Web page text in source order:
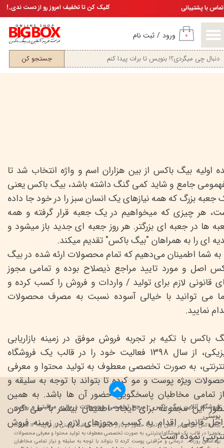
ورود / ثبت نام
حساب کاربری من
تغییر گذر واژه
سفارشات
۰
جستجو کن
تخفیف ویژه، برای مامان خوشگلمکلیک کن تا تخفیف امروز رو از دست ندی..! تماس با پشتیبانی
اولیه بیگ باکس از بین هزاران اسم و واژه انتخاب شد تا
جامع و شاید کمی گنگ داشته باشد، بیگ باکس یعنی
جعبه بزرگ که همه نیازهای یک انسان سبز را در خود جا داده
هر چیزی که میخواهیم در یک جعبه قرار گرفته و همه
ها در جعبه ای بزرگتر. هر روز جعبه ای جدید باز میشود و
ای را به همراهان "بیگ باکس" تقدیم میکند.
به شما اطمینان می‌دهیم که تمام محصولات ارئه شده در بیگ
اصل و مورد تایید مراجع ذیصلاح بوده و تمامی مجوز
قانونی لازم برای تولید / واردات و فروش را کسب کرده و
می توانید با خیالی آسوده نسبت به مصرف محصولات
نمایید.​​​
باکس با تکیه بر تجربه فروش موفق در زمینه بازاریابی
فیزیکی، از سال 1398 فعالیت خود را در قالب یک فروشگاه
به صورت تخصصی معطوف به تولید محتوا و معرفی
ویژه پوست و مو کرده تا بتواند با توجه به سلیقه و
تمامی مخاطبان پاسخگویی حضور آن ها باشد. به همین
این مجموعه برای ایجاد اطمینان بیشتر با طی کردن
قانونی اقدام به کسب مجوزهای لازم در زمینه فروش
نموده است.
فروشگاه آنلاین بیگ باکس - مرجع تخصصی محصولات درمانی، مراقبتی و روتین
پوستی
بیگ باکس با تکیه بر دانش و تجربه حضور در بازار محصولات مراقبت پوستی، از سال 1398 فعالیت
خود را در قالب یک فروشگاه اینترنتی، به صورت تخصصی معطوف به تولید محتوا و معرفی محصولات
بهداشتی روزانه، درمانی و مراقبتی پوست کرده تا بتواند با توجه به سلیقه و نیاز تمامی مخاطبان